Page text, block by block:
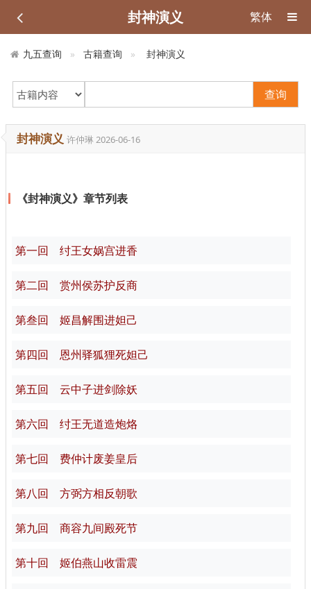
封神演义 繁体
九五查询 古籍查询 封神演义
查询
封神演义 许仲琳 2026-06-16
《封神演义》章节列表
第一回 纣王女娲宫进香
第二回 赏州侯苏护反商
第叁回 姬昌解围进妲己
第四回 恩州驿狐狸死妲己
第五回 云中子进剑除妖
第六回 纣王无道造炮烙
第七回 费仲计废姜皇后
第八回 方弼方相反朝歌
第九回 商容九间殿死节
第十回 姬伯燕山收雷震